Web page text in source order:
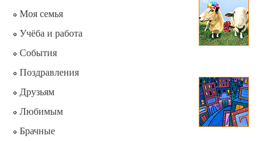
Моя семья
Учёба и работа
События
Поздравления
Друзьям
Любимым
Брачные